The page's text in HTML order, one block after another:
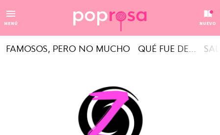
MENÚ NUEVO
FAMOSOS, PERO NO MUCHO QUÉ FUE DE...